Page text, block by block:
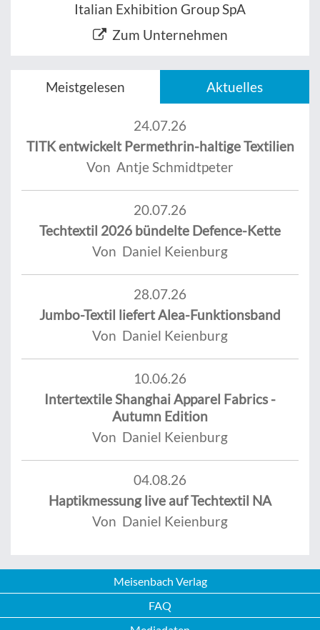
Italian Exhibition Group SpA
Zum Unternehmen
Meistgelesen Aktuelles
24.07.26
TITK entwickelt Permethrin-haltige Textilien
Von Antje Schmidtpeter
20.07.26
Techtextil 2026 bündelte Defence-Kette
Von Daniel Keienburg
28.07.26
Jumbo-Textil liefert Alea-Funktionsband
Von Daniel Keienburg
10.06.26
Intertextile Shanghai Apparel Fabrics -
Autumn Edition
Von Daniel Keienburg
04.08.26
Haptikmessung live auf Techtextil NA
Von Daniel Keienburg
Meisenbach Verlag
FAQ